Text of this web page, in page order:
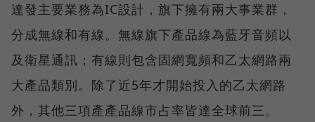
達發主要業務為IC設計，旗下擁有兩大事業群，
分成無線和有線。無線旗下產品線為藍牙音頻以
及衛星通訊；有線則包含固網寬頻和乙太網路兩
大產品類別。除了近5年才開始投入的乙太網路
外，其他三項產產品線市占率皆達全球前三。